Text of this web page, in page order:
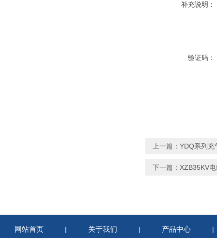
补充说明：
验证码：
上一篇： YDQ系列充
下一篇： XZB35KV
网站首页 | 关于我们 | 产品中心